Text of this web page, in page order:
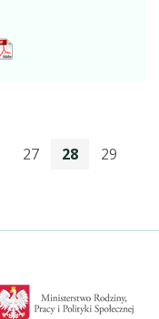
27 28
29